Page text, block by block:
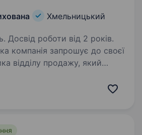
Хмельницький
Досвід роботи від 2 років.
компанія запрошує до своєї
відділу продажу, який
та забезпечить зростання